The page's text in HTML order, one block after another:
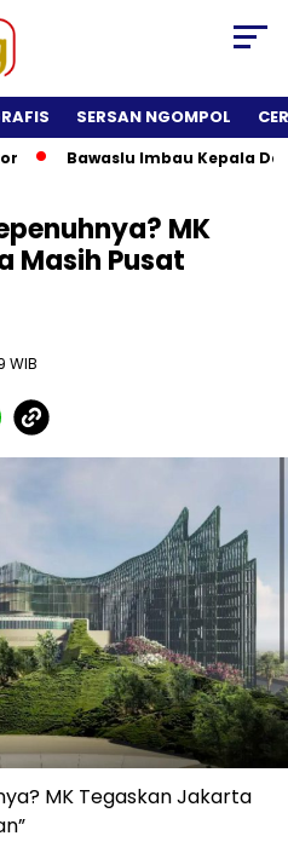
SERSAN NGOMPOL
Bawaslu Imbau Kepala
MK
Masih Pusat
WIB
MK Tegaskan Jakarta